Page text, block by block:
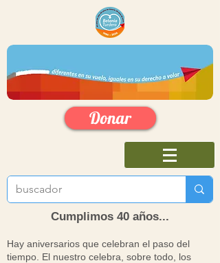
Donar
Cumplimos 40 años...
Hay aniversarios que celebran el paso del
tiempo. El nuestro celebra, sobre todo, los